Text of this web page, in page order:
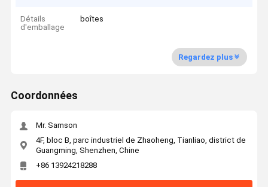
Détails
d'emballage
boîtes
Regardez plus
Coordonnées
Mr. Samson
4F, bloc B, parc industriel de Zhaoheng, Tianliao, district de
Guangming, Shenzhen, Chine
+86 13924218288